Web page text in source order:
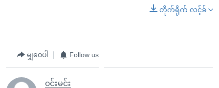
တိုက်ရိုက် လင့်ခ်
မျှဝေပါ Follow us
၀င်းမင်း